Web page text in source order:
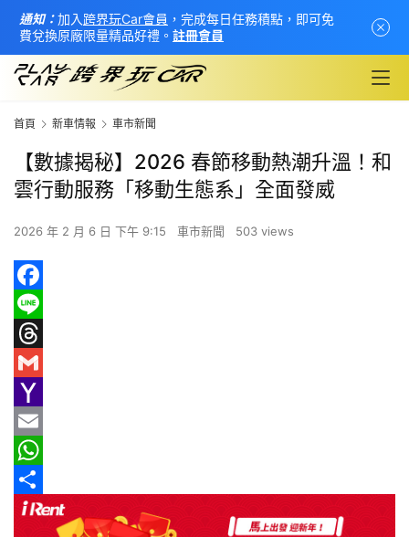
首
頁
新
車
情
報
車
首頁 新車情報 車市新聞
【數據揭秘】2026 春節移動熱潮升溫！和
雲行動服務「移動生態系」全面發威
2026 年 2 月 6 日 下午 9:15 車市新聞 503 views
F
a
c
b
o
o
L
e
T
r
e
a
d
G
m
a
Y
a
h
o
E
m
W
分
通知：加入 跨界玩Car會員 ，完成每日任務積點，即可免
費兌換原廠限量精品好禮。 註冊會員